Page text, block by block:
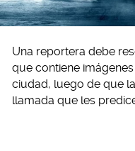
Una reportera debe
que contiene
ciudad, luego de que
llamada que les